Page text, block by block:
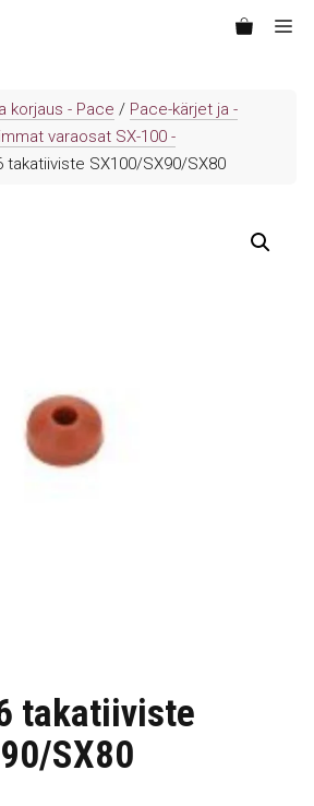
korjaus - Pace / Pace-kärjet ja -
varaosat SX-100 -
takatiiviste SX100/SX90/SX80
takatiiviste
SX80